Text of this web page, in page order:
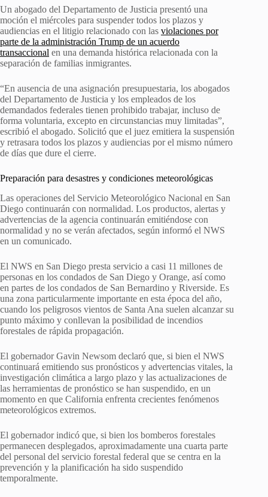
Un abogado del Departamento de Justicia presentó una
moción el miércoles para suspender todos los plazos y
audiencias en el litigio relacionado con las violaciones por
parte de la administración Trump de un acuerdo
transaccional en una demanda histórica relacionada con la
separación de familias inmigrantes.
“En ausencia de una asignación presupuestaria, los abogados
del Departamento de Justicia y los empleados de los
demandados federales tienen prohibido trabajar, incluso de
forma voluntaria, excepto en circunstancias muy limitadas”,
escribió el abogado. Solicitó que el juez emitiera la suspensión
y retrasara todos los plazos y audiencias por el mismo número
de días que dure el cierre.
Preparación para desastres y condiciones meteorológicas
Las operaciones del Servicio Meteorológico Nacional en San
Diego continuarán con normalidad. Los productos, alertas y
advertencias de la agencia continuarán emitiéndose con
normalidad y no se verán afectados, según informó el NWS
en un comunicado.
El NWS en San Diego presta servicio a casi 11 millones de
personas en los condados de San Diego y Orange, así como
en partes de los condados de San Bernardino y Riverside. Es
una zona particularmente importante en esta época del año,
cuando los peligrosos vientos de Santa Ana suelen alcanzar su
punto máximo y conllevan la posibilidad de incendios
forestales de rápida propagación.
El gobernador Gavin Newsom declaró que, si bien el NWS
continuará emitiendo sus pronósticos y advertencias vitales, la
investigación climática a largo plazo y las actualizaciones de
las herramientas de pronóstico se han suspendido, en un
momento en que California enfrenta crecientes fenómenos
meteorológicos extremos.
El gobernador indicó que, si bien los bomberos forestales
permanecen desplegados, aproximadamente una cuarta parte
del personal del servicio forestal federal que se centra en la
prevención y la planificación ha sido suspendido
temporalmente.